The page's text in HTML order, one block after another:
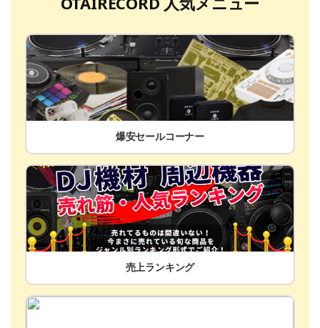
爆安セールコーナー
売上ランキング